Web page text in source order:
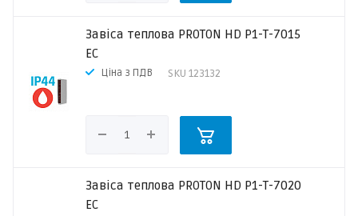
Завіса теплова PROTON HD P1-T-7015
EC
Ціна з ПДВ SKU 123132
Завіса теплова PROTON HD P1-T-7020
EC